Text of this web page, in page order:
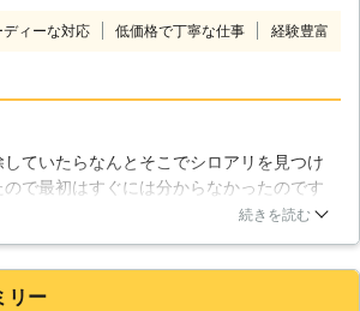
で駆除処理をおこなうという当初規定
に備え「賠償保険」にも加入しており
前に、まずは当社にご相談ください。
除についても、シロアリはシロアリに
特化した駆除方法を実施します。土壌
処理と木部処理に大別されるシロアリ
駆除は、狭い床下で作業を行なうこと
の多い作業で、見た目以上に体力と神
ディーな対応 低価格で丁寧な仕事 経験豊富
ていたらなんとそこでシロアリを見つけ
ので最初はすぐには分からなかったのです
ら出来ずにいたので早速シロアリ駆除業者
なことも教えてもらいました。
続きを読む
リー